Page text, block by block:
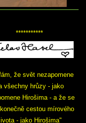
***********
že svět nezapomene
všechny hrůzy - jako
Hirošima - a že se
cestou mírového
- jako Hirošima"